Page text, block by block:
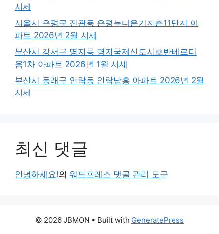
시세
서울시 은평구 진관동 은평뉴타운기자촌11단지 아
파트 2026년 2월 시세
부산시 강서구 명지동 명지국제신도시호반베르디
움1차 아파트 2026년 1월 시세
부산시 동래구 안락동 안락남흥 아파트 2026년 2월
시세
최신 댓글
안녕하세요!의 워드프레스 댓글 관리 도구
© 2026 JBMON • Built with GeneratePress